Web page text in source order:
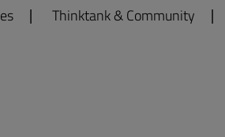
Thinktank & Community